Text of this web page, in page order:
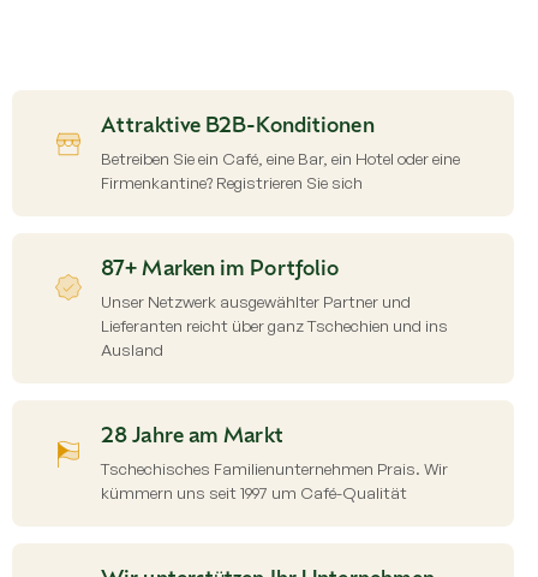
Attraktive B2B-Konditionen
Betreiben Sie ein Café, eine Bar, ein Hotel oder eine
Firmenkantine? Registrieren Sie sich
87+ Marken im Portfolio
Unser Netzwerk ausgewählter Partner und
Lieferanten reicht über ganz Tschechien und ins
Ausland
28 Jahre am Markt
Tschechisches Familienunternehmen Prais. Wir
kümmern uns seit 1997 um Café-Qualität